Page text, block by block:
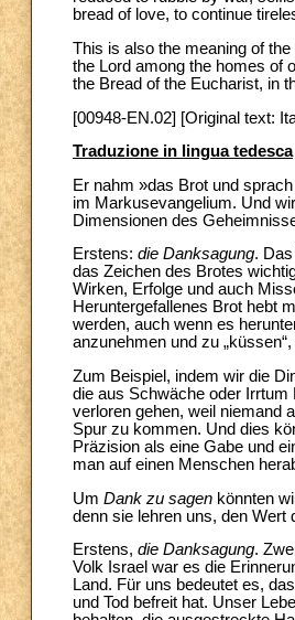
bread of love, to continue
This is also the meaning of
the Lord among the homes of
the Bread of the Eucharist, in
[00948-EN.02] [Original text:
Traduzione in lingua tedesca
Er nahm »das Brot und
im Markusevangelium. Und
Dimensionen des
Erstens: die Danksagung.
das Zeichen des Brotes
Wirken, Erfolge und auch
Heruntergefallenes Brot hebt
werden, auch wenn es
anzunehmen und zu
Zum Beispiel, indem wir die
die aus Schwäche oder Irrtum
verloren gehen, weil niemand
Spur zu kommen. Und dies
Präzision als eine Gabe und
man auf einen Menschen
Um Dank zu sagen könnten
denn sie lehren uns, den Wert
Erstens, die Danksagung.
Volk Israel war es die
Land. Für uns bedeutet es,
und Tod befreit hat. Unser